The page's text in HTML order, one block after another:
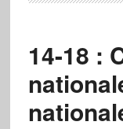
14-18 :